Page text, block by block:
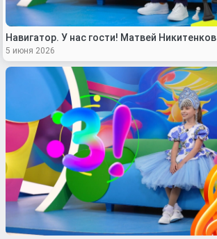
Навигатор. У нас гости! Матвей Никитенков
5 июня 2026